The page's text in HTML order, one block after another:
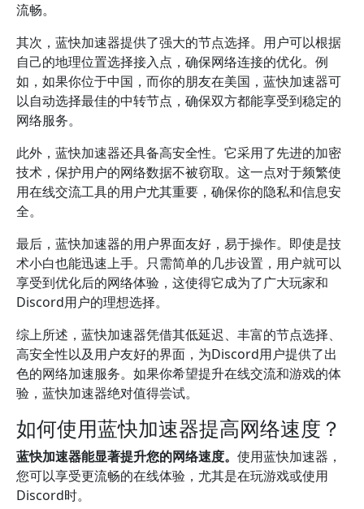
流畅。
其次，蓝快加速器提供了强大的节点选择。用户可以根据
自己的地理位置选择接入点，确保网络连接的优化。例
如，如果你位于中国，而你的朋友在美国，蓝快加速器可
以自动选择最佳的中转节点，确保双方都能享受到稳定的
网络服务。
此外，蓝快加速器还具备高安全性。它采用了先进的加密
技术，保护用户的网络数据不被窃取。这一点对于频繁使
用在线交流工具的用户尤其重要，确保你的隐私和信息安
全。
最后，蓝快加速器的用户界面友好，易于操作。即使是技
术小白也能迅速上手。只需简单的几步设置，用户就可以
享受到优化后的网络体验，这使得它成为了广大玩家和
Discord用户的理想选择。
综上所述，蓝快加速器凭借其低延迟、丰富的节点选择、
高安全性以及用户友好的界面，为Discord用户提供了出
色的网络加速服务。如果你希望提升在线交流和游戏的体
验，蓝快加速器绝对值得尝试。
如何使用蓝快加速器提高网络速度？
蓝快加速器能显著提升您的网络速度。 使用蓝快加速器，
您可以享受更流畅的在线体验，尤其是在玩游戏或使用
Discord时。